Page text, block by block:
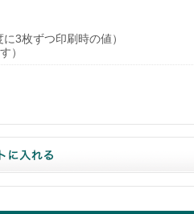
3枚ずつ印刷時の値）
）